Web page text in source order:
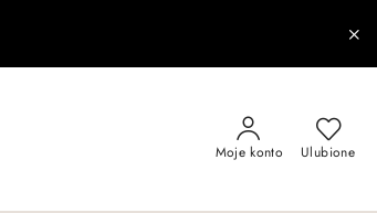
Moje konto Ulubione